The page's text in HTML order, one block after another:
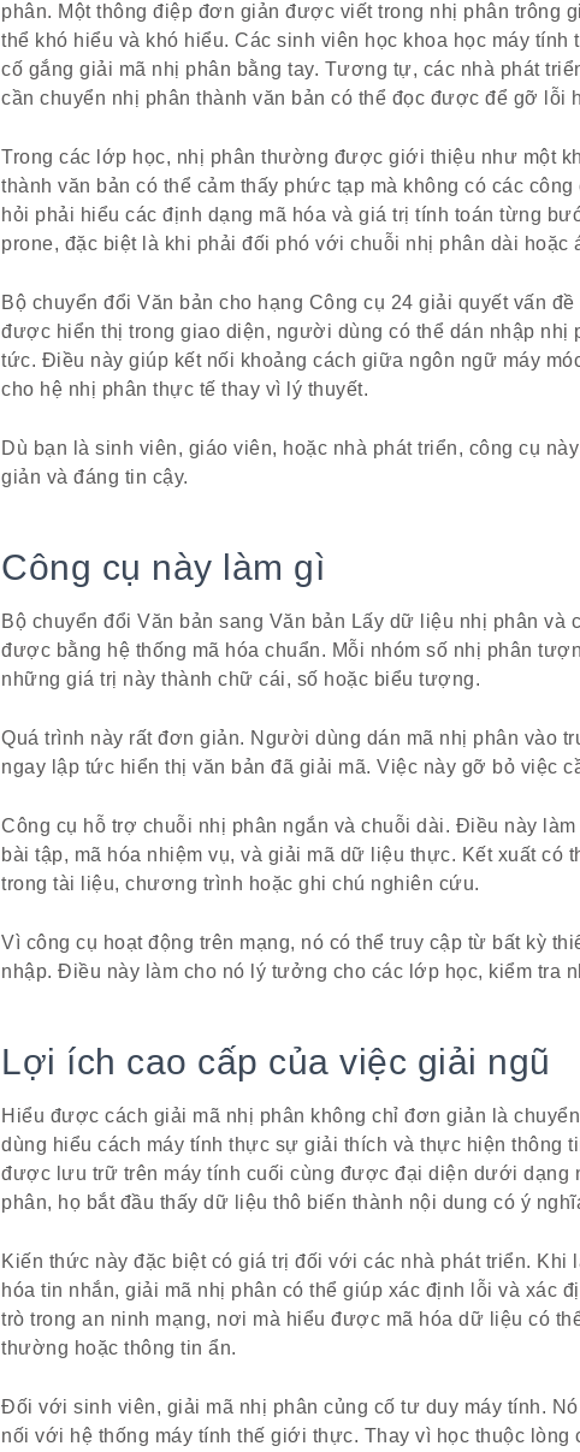
phân. Một thông điệp đơn giản được viết trong nhị phân trông
thể khó hiểu và khó hiểu. Các sinh viên học khoa học máy
cố gắng giải mã nhị phân bằng tay. Tương tự, các nhà phát
cần chuyển nhị phân thành văn bản có thể đọc được để gỡ lỗi
Trong các lớp học, nhị phân thường được giới thiệu như một
thành văn bản có thể cảm thấy phức tạp mà không có các
hỏi phải hiểu các định dạng mã hóa và giá trị tính toán từng
prone, đặc biệt là khi phải đối phó với chuỗi nhị phân dài hoặc
Bộ chuyển đổi Văn bản cho hạng Công cụ 24 giải quyết vấn
được hiển thị trong giao diện, người dùng có thể dán nhập nhị
tức. Điều này giúp kết nối khoảng cách giữa ngôn ngữ máy
cho hệ nhị phân thực tế thay vì lý thuyết.
Dù bạn là sinh viên, giáo viên, hoặc nhà phát triển, công cụ
giản và đáng tin cậy.
Công cụ này làm gì
Bộ chuyển đổi Văn bản sang Văn bản Lấy dữ liệu nhị phân và
được bằng hệ thống mã hóa chuẩn. Mỗi nhóm số nhị phân
những giá trị này thành chữ cái, số hoặc biểu tượng.
Quá trình này rất đơn giản. Người dùng dán mã nhị phân vào
ngay lập tức hiển thị văn bản đã giải mã. Việc này gỡ bỏ việc
Công cụ hỗ trợ chuỗi nhị phân ngắn và chuỗi dài. Điều này
bài tập, mã hóa nhiệm vụ, và giải mã dữ liệu thực. Kết xuất có
trong tài liệu, chương trình hoặc ghi chú nghiên cứu.
Vì công cụ hoạt động trên mạng, nó có thể truy cập từ bất kỳ
nhập. Điều này làm cho nó lý tưởng cho các lớp học, kiểm tra
Lợi ích cao cấp của việc giải ngũ
Hiểu được cách giải mã nhị phân không chỉ đơn giản là
dùng hiểu cách máy tính thực sự giải thích và thực hiện thông
được lưu trữ trên máy tính cuối cùng được đại diện dưới dạng
phân, họ bắt đầu thấy dữ liệu thô biến thành nội dung có ý
Kiến thức này đặc biệt có giá trị đối với các nhà phát triển. Khi
hóa tin nhắn, giải mã nhị phân có thể giúp xác định lỗi và xác
trò trong an ninh mạng, nơi mà hiểu được mã hóa dữ liệu có
thường hoặc thông tin ẩn.
Đối với sinh viên, giải mã nhị phân củng cố tư duy máy tính.
nối với hệ thống máy tính thế giới thực. Thay vì học thuộc